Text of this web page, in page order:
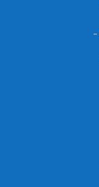
-